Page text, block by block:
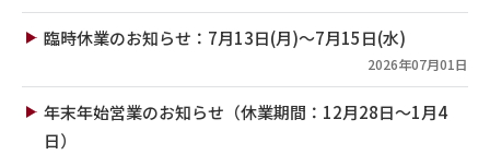
臨時休業のお知らせ：7月13日(月)～7月15日(水)
2026年07月01日
年末年始営業のお知らせ（休業期間：12月28日～1月4
日）